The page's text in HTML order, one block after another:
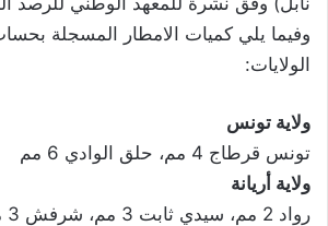
وفيما يلي كميات الامطار المسجلة
الولايات:
ولاية تونس
تونس قرطاج 4 مم، حلق الوادي 6 مم
ولاية أريانة